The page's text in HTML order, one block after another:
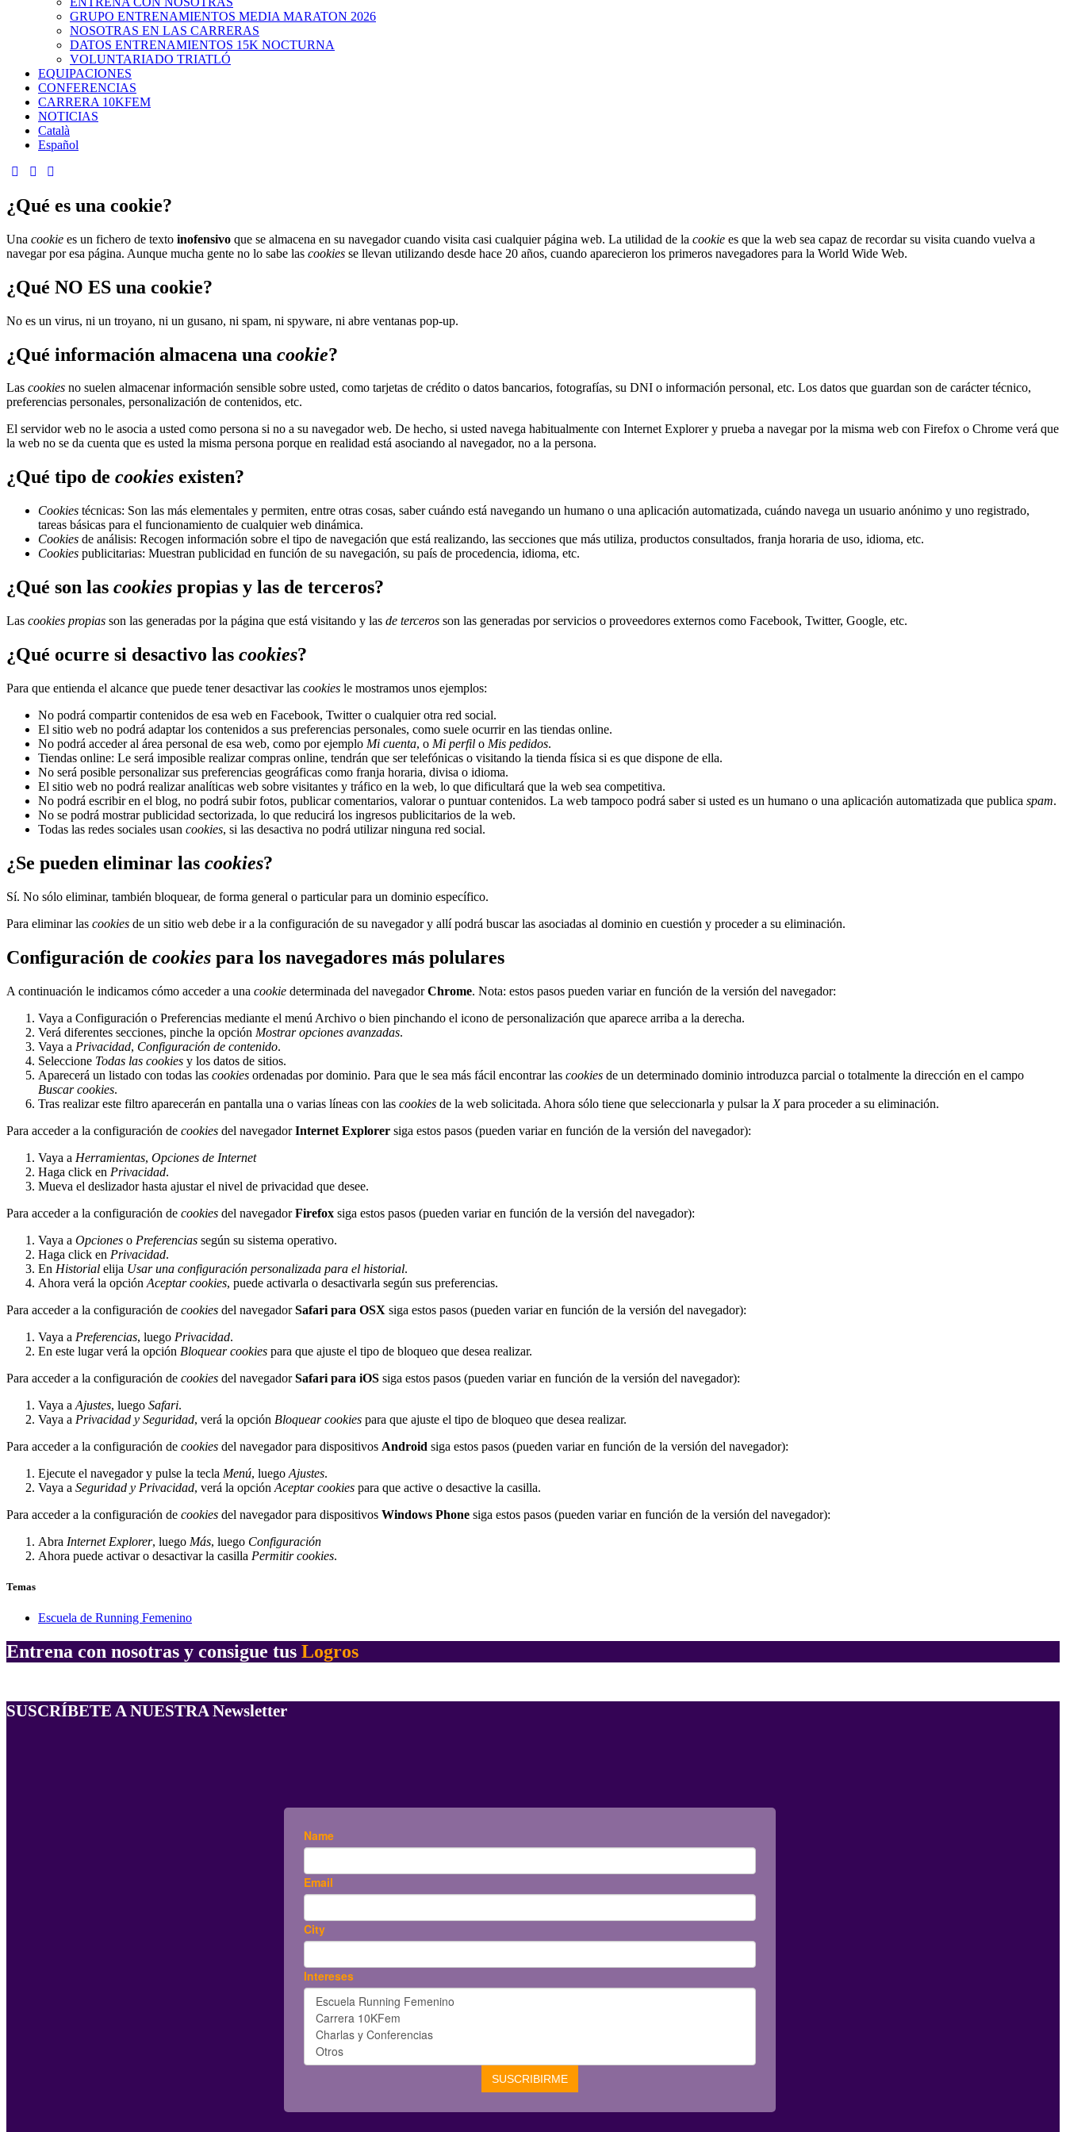
GRUPO ENTRENAMIENTOS MEDIA MARATON 2026
NOSOTRAS EN LAS CARRERAS
DATOS ENTRENAMIENTOS 15K NOCTURNA
VOLUNTARIADO TRIATLÓ
EQUIPACIONES
CONFERENCIAS
CARRERA 10KFEM
NOTICIAS
Català
Español
¿Qué es una cookie?
Una cookie es un fichero de texto inofensivo que se almacena en su navegador cuando visita casi cualquier página web. La utilidad de la cookie es que la web sea capaz de recordar su visita cuando vuelva a
navegar por esa página. Aunque mucha gente no lo sabe las cookies se llevan utilizando desde hace 20 años, cuando aparecieron los primeros navegadores para la World Wide Web.
¿Qué NO ES una cookie?
No es un virus, ni un troyano, ni un gusano, ni spam, ni spyware, ni abre ventanas pop-up.
¿Qué información almacena una cookie?
Las cookies no suelen almacenar información sensible sobre usted, como tarjetas de crédito o datos bancarios, fotografías, su DNI o información personal, etc. Los datos que guardan son de carácter técnico,
preferencias personales, personalización de contenidos, etc.
El servidor web no le asocia a usted como persona si no a su navegador web. De hecho, si usted navega habitualmente con Internet Explorer y prueba a navegar por la misma web con Firefox o Chrome verá que
la web no se da cuenta que es usted la misma persona porque en realidad está asociando al navegador, no a la persona.
¿Qué tipo de cookies existen?
Cookies técnicas: Son las más elementales y permiten, entre otras cosas, saber cuándo está navegando un humano o una aplicación automatizada, cuándo navega un usuario anónimo y uno registrado,
tareas básicas para el funcionamiento de cualquier web dinámica.
Cookies de análisis: Recogen información sobre el tipo de navegación que está realizando, las secciones que más utiliza, productos consultados, franja horaria de uso, idioma, etc.
Cookies publicitarias: Muestran publicidad en función de su navegación, su país de procedencia, idioma, etc.
¿Qué son las cookies propias y las de terceros?
Las cookies propias son las generadas por la página que está visitando y las de terceros son las generadas por servicios o proveedores externos como Facebook, Twitter, Google, etc.
¿Qué ocurre si desactivo las cookies?
Para que entienda el alcance que puede tener desactivar las cookies le mostramos unos ejemplos:
No podrá compartir contenidos de esa web en Facebook, Twitter o cualquier otra red social.
El sitio web no podrá adaptar los contenidos a sus preferencias personales, como suele ocurrir en las tiendas online.
No podrá acceder al área personal de esa web, como por ejemplo Mi cuenta, o Mi perfil o Mis pedidos.
Tiendas online: Le será imposible realizar compras online, tendrán que ser telefónicas o visitando la tienda física si es que dispone de ella.
No será posible personalizar sus preferencias geográficas como franja horaria, divisa o idioma.
El sitio web no podrá realizar analíticas web sobre visitantes y tráfico en la web, lo que dificultará que la web sea competitiva.
No podrá escribir en el blog, no podrá subir fotos, publicar comentarios, valorar o puntuar contenidos. La web tampoco podrá saber si usted es un humano o una aplicación automatizada que publica spam.
No se podrá mostrar publicidad sectorizada, lo que reducirá los ingresos publicitarios de la web.
Todas las redes sociales usan cookies, si las desactiva no podrá utilizar ninguna red social.
¿Se pueden eliminar las cookies?
Sí. No sólo eliminar, también bloquear, de forma general o particular para un dominio específico.
Para eliminar las cookies de un sitio web debe ir a la configuración de su navegador y allí podrá buscar las asociadas al dominio en cuestión y proceder a su eliminación.
Configuración de cookies para los navegadores más polulares
A continuación le indicamos cómo acceder a una cookie determinada del navegadorChrome. Nota: estos pasos pueden variar en función de la versión del navegador:
Vaya a Configuración o Preferencias mediante el menú Archivo o bien pinchando el icono de personalización que aparece arriba a la derecha.
Verá diferentes secciones, pinche la opción Mostrar opciones avanzadas.
Vaya a Privacidad, Configuración de contenido.
Seleccione Todas las cookies y los datos de sitios.
Aparecerá un listado con todas las cookies ordenadas por dominio. Para que le sea más fácil encontrar las cookies de un determinado dominio introduzca parcial o totalmente la dirección en el campo
Buscar cookies.
Tras realizar este filtro aparecerán en pantalla una o varias líneas con las cookies de la web solicitada. Ahora sólo tiene que seleccionarla y pulsar la Xpara proceder a su eliminación.
Para acceder a la configuración de cookies del navegadorInternet Explorer siga estos pasos (pueden variar en función de la versión del navegador):
Vaya a Herramientas, Opciones de Internet
Haga click en Privacidad.
Mueva el deslizador hasta ajustar el nivel de privacidad que desee.
Para acceder a la configuración de cookies del navegadorFirefox siga estos pasos (pueden variar en función de la versión del navegador):
Vaya a Opciones o Preferencias según su sistema operativo.
Haga click en Privacidad.
En Historial elija Usar una configuración personalizada para el historial.
Ahora verá la opción Aceptar cookies, puede activarla o desactivarla según sus preferencias.
Para acceder a la configuración de cookies del navegadorSafari para OSX siga estos pasos (pueden variar en función de la versión del navegador):
Vaya a Preferencias, luego Privacidad.
En este lugar verá la opción Bloquear cookies para que ajuste el tipo de bloqueo que desea realizar.
Para acceder a la configuración de cookies del navegadorSafari para iOS siga estos pasos (pueden variar en función de la versión del navegador):
Vaya a Ajustes, luego Safari.
Vaya a Privacidad y Seguridad, verá la opción Bloquear cookies para que ajuste el tipo de bloqueo que desea realizar.
Para acceder a la configuración de cookies del navegador para dispositivos Android siga estos pasos (pueden variar en función de la versión del navegador):
Ejecute el navegador y pulse la tecla Menú, luego Ajustes.
Vaya a Seguridad y Privacidad, verá la opción Aceptar cookies para que active o desactive la casilla.
Para acceder a la configuración de cookies del navegador para dispositivos Windows Phone siga estos pasos (pueden variar en función de la versión del navegador):
Abra Internet Explorer, luego Más, luego Configuración
Ahora puede activar o desactivar la casilla Permitir cookies.
Temas
Escuela de Running Femenino
Entrena con nosotras y consigue tus Logros
SUSCRÍBETE A NUESTRA Newsletter